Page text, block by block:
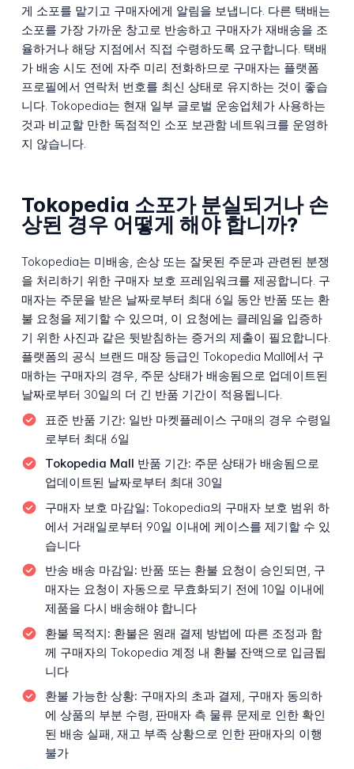
게 소포를 맡기고 구매자에게 알림을 보냅니다. 다른 택배는
소포를 가장 가까운 창고로 반송하고 구매자가 재배송을 조
율하거나 해당 지점에서 직접 수령하도록 요구합니다. 택배
가 배송 시도 전에 자주 미리 전화하므로 구매자는 플랫폼
프로필에서 연락처 번호를 최신 상태로 유지하는 것이 좋습
니다. Tokopedia는 현재 일부 글로벌 운송업체가 사용하는
것과 비교할 만한 독점적인 소포 보관함 네트워크를 운영하
지 않습니다.
Tokopedia 소포가 분실되거나 손
상된 경우 어떻게 해야 합니까?
Tokopedia는 미배송, 손상 또는 잘못된 주문과 관련된 분쟁
을 처리하기 위한 구매자 보호 프레임워크를 제공합니다. 구
매자는 주문을 받은 날짜로부터 최대 6일 동안 반품 또는 환
불 요청을 제기할 수 있으며, 이 요청에는 클레임을 입증하
기 위한 사진과 같은 뒷받침하는 증거의 제출이 필요합니다.
플랫폼의 공식 브랜드 매장 등급인 Tokopedia Mall에서 구
매하는 구매자의 경우, 주문 상태가 배송됨으로 업데이트된
날짜로부터 30일의 더 긴 반품 기간이 적용됩니다.
표준 반품 기간: 일반 마켓플레이스 구매의 경우 수령일
로부터 최대 6일
Tokopedia Mall 반품 기간: 주문 상태가 배송됨으로
업데이트된 날짜로부터 최대 30일
구매자 보호 마감일: Tokopedia의 구매자 보호 범위 하
에서 거래일로부터 90일 이내에 케이스를 제기할 수 있
습니다
반송 배송 마감일: 반품 또는 환불 요청이 승인되면, 구
매자는 요청이 자동으로 무효화되기 전에 10일 이내에
제품을 다시 배송해야 합니다
환불 목적지: 환불은 원래 결제 방법에 따른 조정과 함
께 구매자의 Tokopedia 계정 내 환불 잔액으로 입금됩
니다
환불 가능한 상황: 구매자의 초과 결제, 구매자 동의하
에 상품의 부분 수령, 판매자 측 물류 문제로 인한 확인
된 배송 실패, 재고 부족 상황으로 인한 판매자의 이행
불가